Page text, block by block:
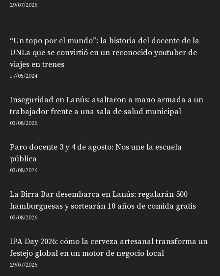
29/07/2026
“Un topo por el mundo”: la historia del docente de la
UNLa que se convirtió en un reconocido youtuber de
viajes en trenes
17/05/2024
Inseguridad en Lanús: asaltaron a mano armada a un
trabajador frente a una sala de salud municipal
03/08/2026
Paro docente 3 y 4 de agosto: Nos une la escuela
pública
03/08/2026
La Birra Bar desembarca en Lanús: regalarán 500
hamburguesas y sortearán 10 años de comida gratis
03/08/2026
IPA Day 2026: cómo la cerveza artesanal transforma un
festejo global en un motor de negocio local
29/07/2026